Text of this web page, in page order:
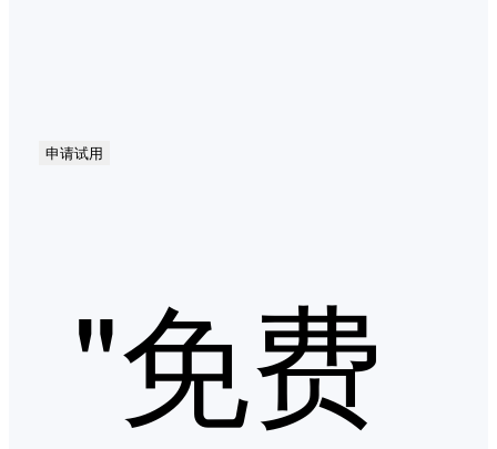
申请试用
"免费